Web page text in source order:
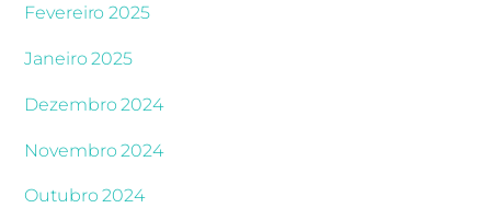
Fevereiro 2025
Janeiro 2025
Dezembro 2024
Novembro 2024
Outubro 2024